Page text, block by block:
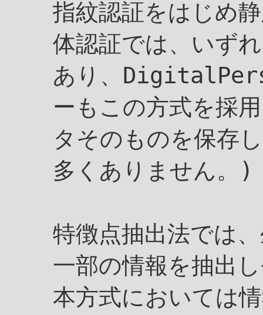
指紋認証をはじめ
体認証では、いず
あり、
ーもこの方式を採
タそのものを保存
多くありません。)
特徴点抽出法では
一部の情報を抽出
本方式においては